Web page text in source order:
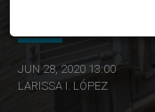
JUN 28, 2020 13:00
LARISSA I. LÓPEZ